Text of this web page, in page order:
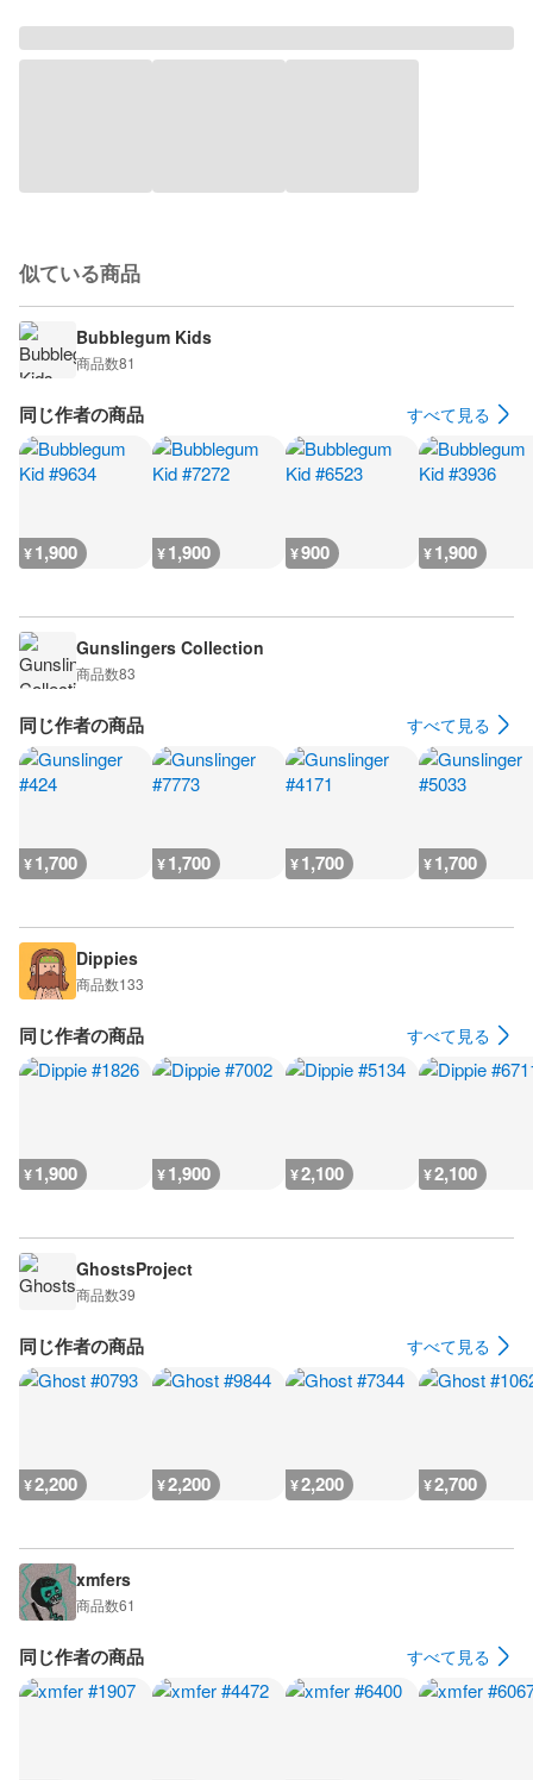
似ている商品
Bubblegum Kids
商品数81
同じ作者の商品 すべて見る
¥1,900 ¥1,900 ¥900 ¥1,900
Gunslingers Collection
商品数83
同じ作者の商品 すべて見る
¥1,700 ¥1,700 ¥1,700 ¥1,700
Dippies
商品数133
同じ作者の商品 すべて見る
¥1,900 ¥1,900 ¥2,100 ¥2,100
GhostsProject
商品数39
同じ作者の商品 すべて見る
¥2,200 ¥2,200 ¥2,200 ¥2,700
xmfers
商品数61
同じ作者の商品 すべて見る